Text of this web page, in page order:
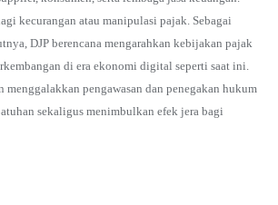
kecurangan atau manipulasi pajak. Sebagai
DJP berencana mengarahkan kebijakan pajak
di era ekonomi digital seperti saat ini.
menggalakkan pengawasan dan penegakan hukum
sekaligus menimbulkan efek jera bagi